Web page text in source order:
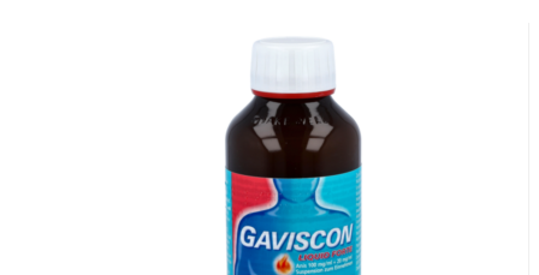
Zugelassenes Arzneimittel: Zu Risiken und Nebenwirkungen lesen
Sie die Packungsbeilage und fragen Sie Ihren Arzt oder Apotheker.
Die angegebene empfohlene Tagesdosis nicht überschreiten. Für